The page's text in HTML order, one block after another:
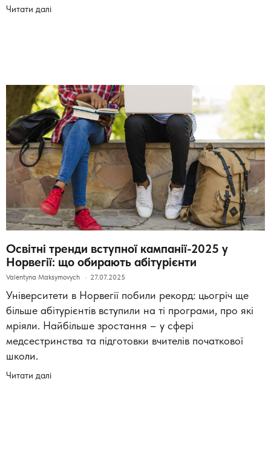
Читати далі
Освітні тренди вступної кампанії-2025 у
Норвегії: що обирають абітурієнти
Valentyna Maksymovych 27.07.2025
Університети в Норвегії побили рекорд: цьогріч ще
більше абітурієнтів вступили на ті програми, про які
мріяли. Найбільше зростання – у сфері
медсестринства та підготовки вчителів початкової
школи.
Читати далі